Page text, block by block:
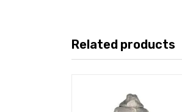
Related products